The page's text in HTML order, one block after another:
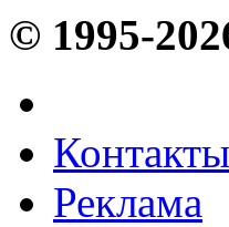
© 1995-
Контакты
Реклама